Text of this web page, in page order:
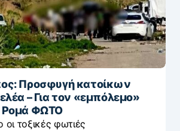
Προσφυγή κατοίκων
– Για τον «εμπόλεμο»
Ρομά ΦΩΤΟ
τοξικές φωτιές